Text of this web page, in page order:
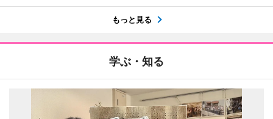
もっと見る
学ぶ・知る